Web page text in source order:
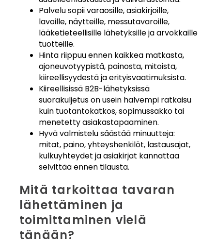
Palvelu sopii varaosille, asiakirjoille,
lavoille, näytteille, messutavaroille,
lääketieteellisille lähetyksille ja arvokkaille
tuotteille.
Hinta riippuu ennen kaikkea matkasta,
ajoneuvotyypistä, painosta, mitoista,
kiireellisyydestä ja erityisvaatimuksista.
Kiireellisissä B2B-lähetyksissä
suorakuljetus on usein halvempi ratkaisu
kuin tuotantokatkos, sopimussakko tai
menetetty asiakastapaaminen.
Hyvä valmistelu säästää minuutteja:
mitat, paino, yhteyshenkilöt, lastausajat,
kulkuyhteydet ja asiakirjat kannattaa
selvittää ennen tilausta.
Mitä tarkoittaa tavaran
lähettäminen ja
toimittaminen vielä
tänään?